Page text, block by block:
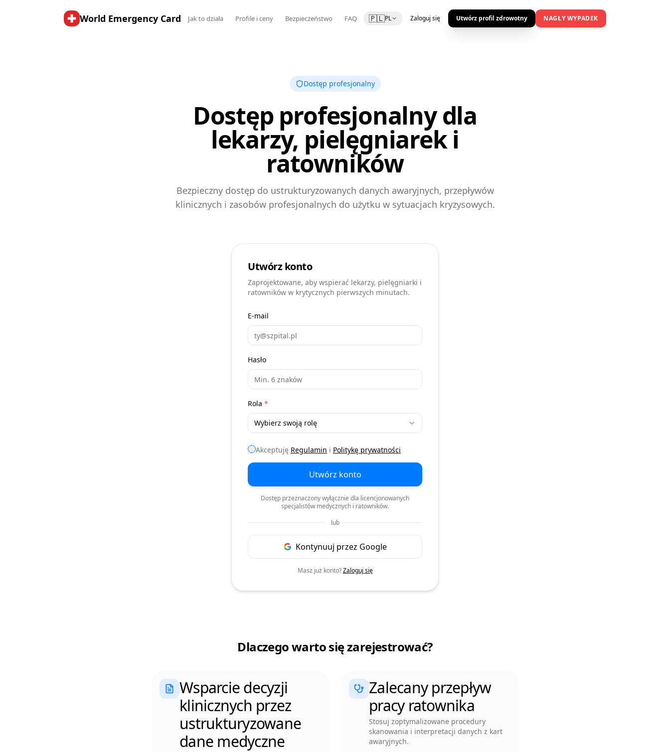
World Emergency Card Jak to działa Profile i ceny Bezpieczeństwo FAQ 🇵🇱PL Zaloguj się Utwórz profil zdrowotny NAGŁY WYPADEK
Dostęp profesjonalny
Dostęp profesjonalny dla
lekarzy, pielęgniarek i
ratowników
Bezpieczny dostęp do ustrukturyzowanych danych awaryjnych, przepływów
klinicznych i zasobów profesjonalnych do użytku w sytuacjach kryzysowych.
Utwórz konto
Zaprojektowane, aby wspierać lekarzy, pielęgniarki i
ratowników w krytycznych pierwszych minutach.
E-mail
Hasło
Rola *
Wybierz swoją rolę
Akceptuję Regulamin i Politykę prywatności
Utwórz konto
Dostęp przeznaczony wyłącznie dla licencjonowanych
specjalistów medycznych i ratowników.
lub
Kontynuuj przez Google
Masz już konto? Zaloguj się
Dlaczego warto się zarejestrować?
Wsparcie decyzji
klinicznych przez
ustrukturyzowane
dane medyczne
Zalecany przepływ
pracy ratownika
Stosuj zoptymalizowane procedury
skanowania i interpretacji danych z kart
awaryjnych.